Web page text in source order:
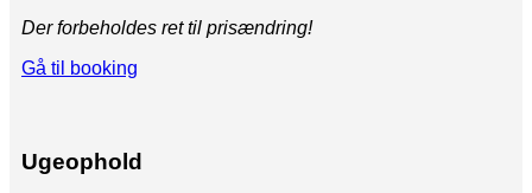
Der forbeholdes ret til prisændring!
Gå til booking
Ugeophold